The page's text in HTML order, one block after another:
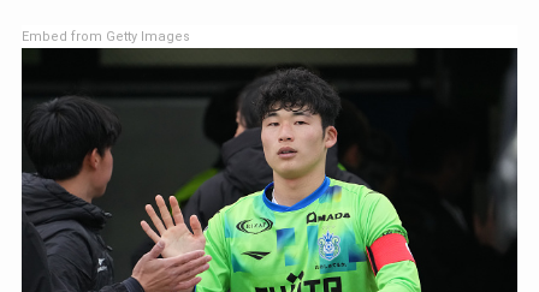
Embed from Getty Images